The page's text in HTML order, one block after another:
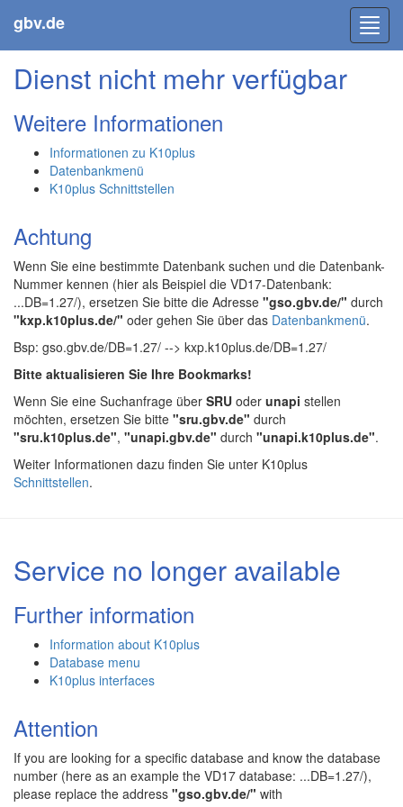
gbv.de
Dienst nicht mehr verfügbar
Weitere Informationen
Informationen zu K10plus
Datenbankmenü
K10plus Schnittstellen
Achtung
Wenn Sie eine bestimmte Datenbank suchen und die Datenbank-
Nummer kennen (hier als Beispiel die VD17-Datenbank:
...DB=1.27/), ersetzen Sie bitte die Adresse "gso.gbv.de/" durch
"kxp.k10plus.de/" oder gehen Sie über das Datenbankmenü.
Bsp: gso.gbv.de/DB=1.27/ --> kxp.k10plus.de/DB=1.27/
Bitte aktualisieren Sie Ihre Bookmarks!
Wenn Sie eine Suchanfrage über SRU oder unapi stellen
möchten, ersetzen Sie bitte "sru.gbv.de" durch
"sru.k10plus.de", "unapi.gbv.de" durch "unapi.k10plus.de".
Weiter Informationen dazu finden Sie unter K10plus
Schnittstellen.
Service no longer available
Further information
Information about K10plus
Database menu
K10plus interfaces
Attention
If you are looking for a specific database and know the database
number (here as an example the VD17 database: ...DB=1.27/),
please replace the address "gso.gbv.de/" with